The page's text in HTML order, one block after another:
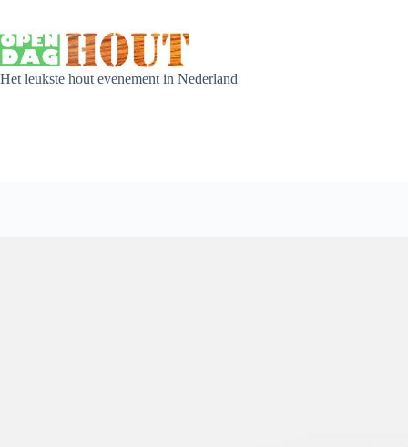
Het leukste hout evenement in Nederland